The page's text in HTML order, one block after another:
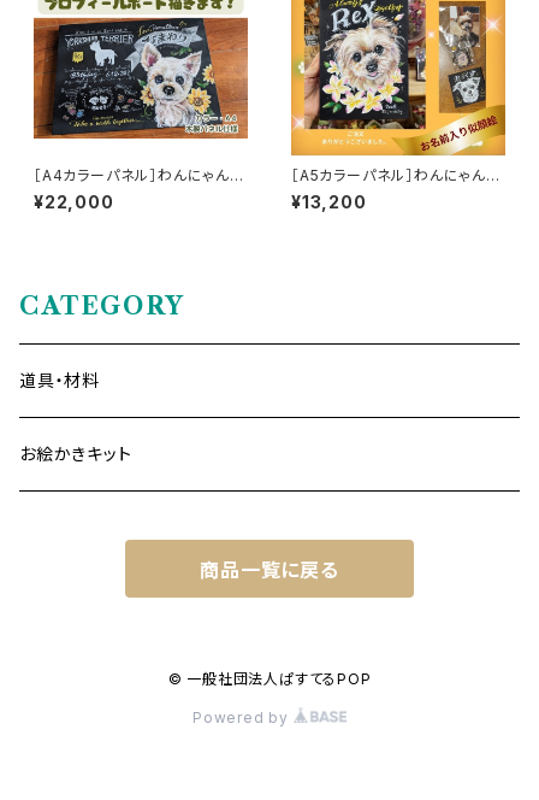
［A4カラーパネル］わんにゃん似
顔絵［プロフィールボード・1匹］
¥22,000
［A5カラーパネル］わんにゃん似
顔絵［1匹］
¥13,200
CATEGORY
道具・材料
お絵かきキット
商品一覧に戻る
© 一般社団法人ぱすてるPOP
Powered by